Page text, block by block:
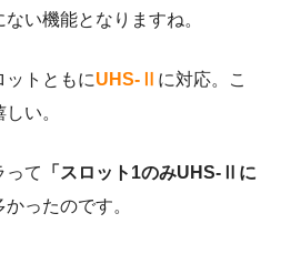
い機能となりますね。
ットともにUHS-Ⅱ に対応。こ
い。
って
「スロット1のみUHS-Ⅱに
ったのです。